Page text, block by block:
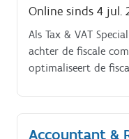
Online sinds 4 jul.
Als Tax & VAT
achter de fiscale
optimaliseert de
Btw-management:
btw-aangiftes voor
Accountant &